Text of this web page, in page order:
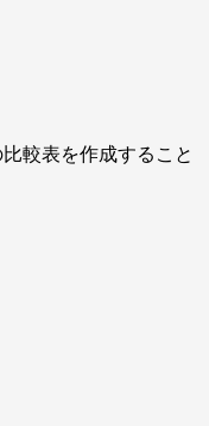
較表を作成すること